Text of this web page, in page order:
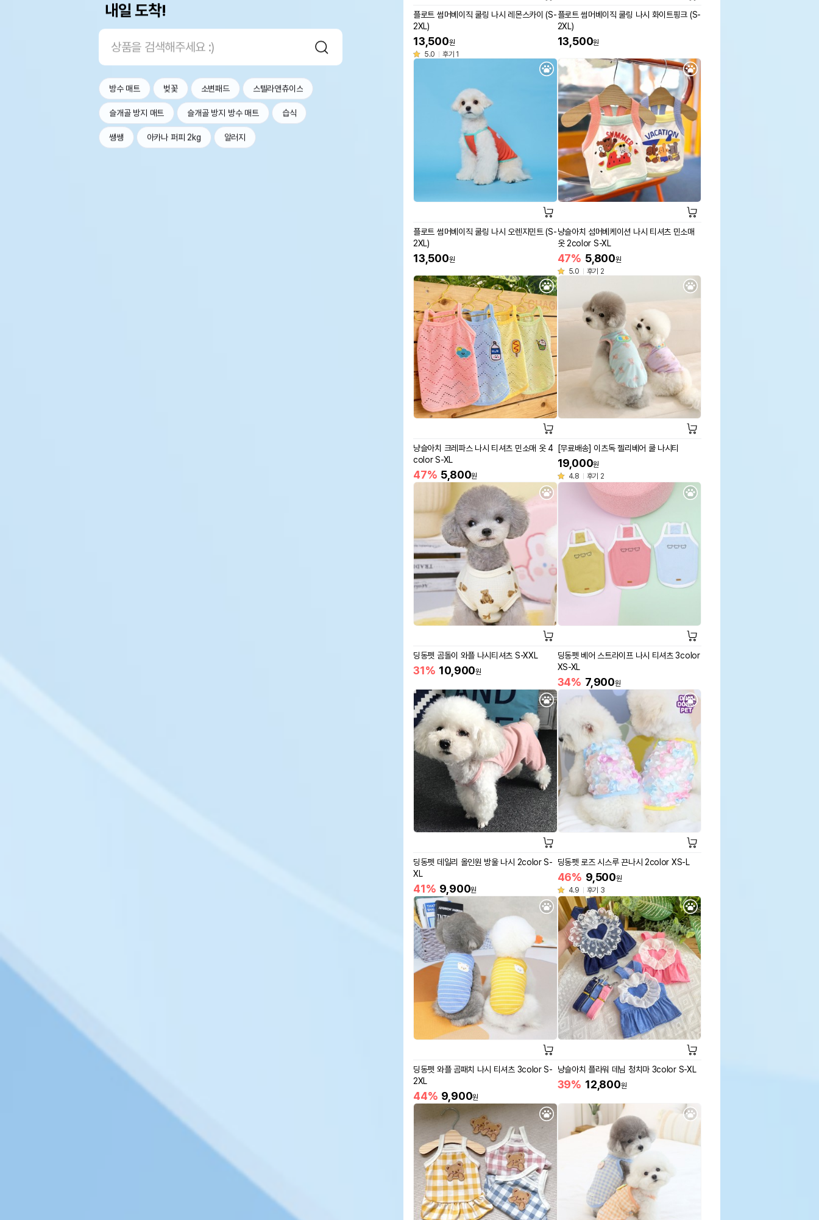
내일 도착!
방수 매트 벚꽃 소변패드 스텔라앤츄이스
슬개골 방지 매트 슬개골 방지 방수 매트 습식
쌩쌩 아카나 퍼피 2kg 알러지
플로트 썸머베이직 쿨링 나시 레몬스카이 (S-
2XL)
13,500원
5.0
후기 1
플로트 썸머베이직 쿨링 나시 화이트핑크 (S-
2XL)
13,500원
플로트 썸머베이직 쿨링 나시 오렌지민트 (S-
2XL)
13,500원
냥슬아치 섬머베케이션 나시 티셔츠 민소매
옷 2color S-XL
47% 5,800원
5.0
후기 2
냥슬아치 크레파스 나시 티셔츠 민소매 옷 4
color S-XL
47% 5,800원
[무료배송] 이츠독 젤리베어 쿨 나시티
19,000원
4.8
후기 2
딩동펫 곰돌이 와플 나시티셔츠 S-XXL
31% 10,900원
딩동펫 베어 스트라이프 나시 티셔츠 3color
XS-XL
34% 7,900원
딩동펫 데일리 올인원 방울 나시 2color S-
XL
41% 9,900원
딩동펫 로즈 시스루 끈나시 2color XS-L
46% 9,500원
4.9
후기 3
딩동펫 와플 곰패치 나시 티셔츠 3color S-
2XL
44% 9,900원
냥슬아치 플라워 데님 청치마 3color S-XL
39% 12,800원